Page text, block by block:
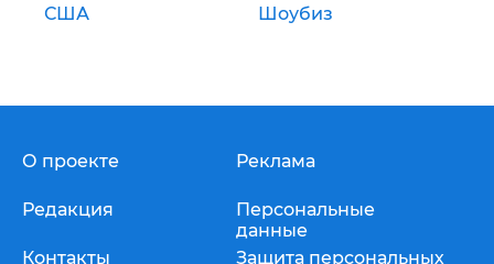
США Шоубиз
О проекте
Редакция
Контакты
Реклама
Персональные
данные
Защита персональных